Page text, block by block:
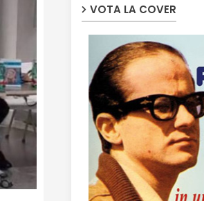
VOTA LA COVER